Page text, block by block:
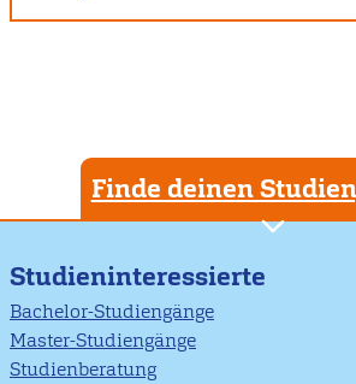
Finde deinen
Studieninteressierte
Bachelor-Studiengänge
Master-Studiengänge
Studienberatung